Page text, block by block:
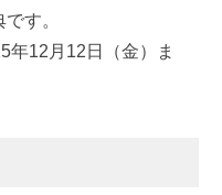
す。
年12月12日（金）ま